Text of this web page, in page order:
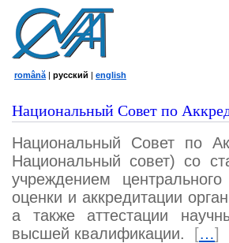
română | русский | english
Национальный Совет по
Национальный Совет по
Национальный совет) со
учреждением
оценки и аккредитации
а также аттестации
высшей квалификации.
[…]